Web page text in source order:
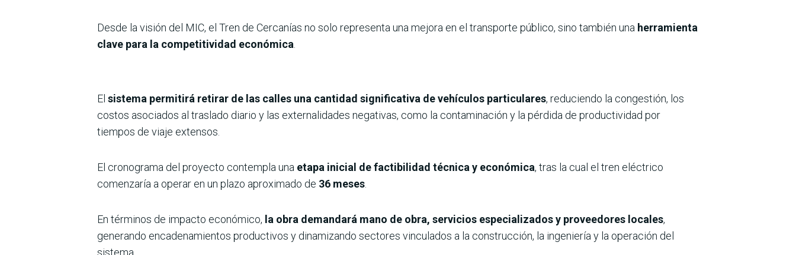
Desde la visión del MIC, el Tren de Cercanías no solo representa una mejora en el transporte público, sino también una herramienta
clave para la competitividad económica
El sistema permitirá retirar de las calles una cantidad significativa de vehículos particulares, reduciendo la congestión, los
costos asociados al traslado diario y las externalidades negativas, como la contaminación y la pérdida de productividad por
tiempos de viaje extensos.
El cronograma del proyecto contempla una etapa inicial de factibilidad técnica y económica, tras la cual el tren eléctrico
comenzaría a operar en un plazo aproximado de 36 meses
En términos de impacto económico, la obra demandará mano de obra, servicios especializados y proveedores locales,
generando encadenamientos productivos y dinamizando sectores vinculados a la construcción, la ingeniería y la operación del
sistema.